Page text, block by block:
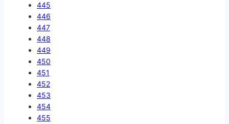
445
446
447
448
449
450
451
452
453
454
455